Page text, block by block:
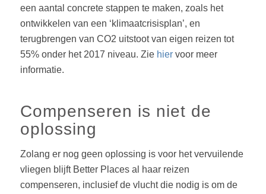
een aantal concrete stappen te maken, zoals het
ontwikkelen van een ‘klimaatcrisisplan’, en
terugbrengen van CO2 uitstoot van eigen reizen tot
55% onder het 2017 niveau. Zie hier voor meer
informatie.
Compenseren is niet de
oplossing
Zolang er nog geen oplossing is voor het vervuilende
vliegen blijft Better Places al haar reizen
compenseren, inclusief de vlucht die nodig is om de